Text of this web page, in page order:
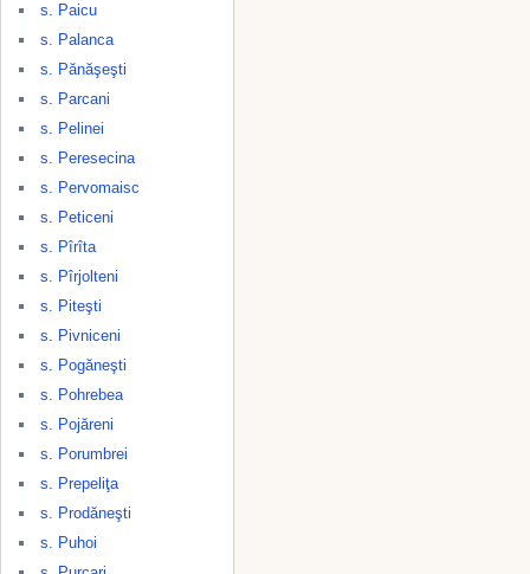
s. Paicu
s. Palanca
s. Pănăşeşti
s. Parcani
s. Pelinei
s. Peresecina
s. Pervomaisc
s. Peticeni
s. Pîrîta
s. Pîrjolteni
s. Piteşti
s. Pivniceni
s. Pogăneşti
s. Pohrebea
s. Pojăreni
s. Porumbrei
s. Prepeliţa
s. Prodăneşti
s. Puhoi